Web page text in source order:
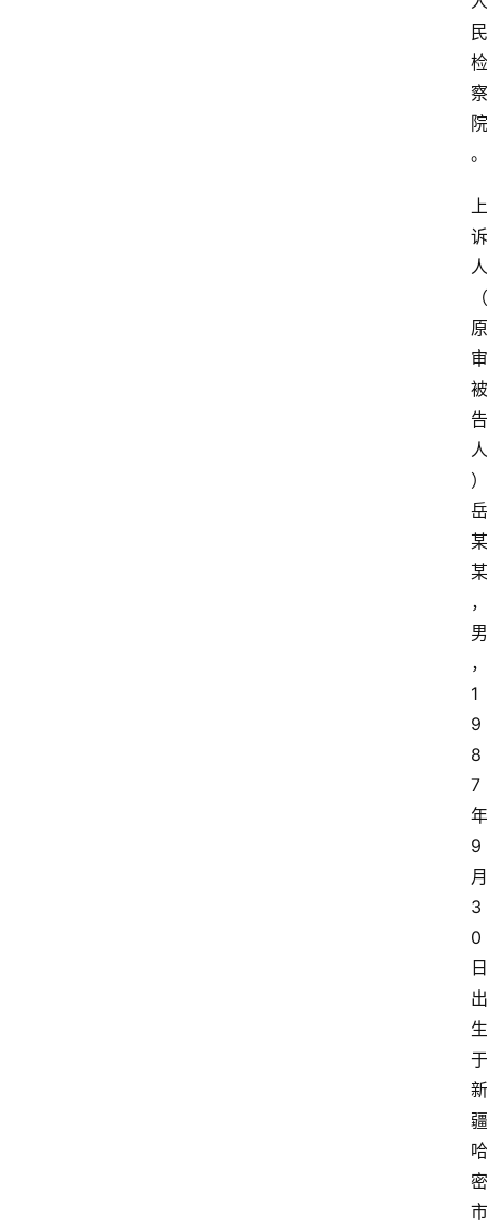
民
检
察
院
。
上
诉
人
（
原
审
被
告
人
）
岳
某
某
，
男
，
1
9
8
7
年
9
月
3
0
日
出
生
于
新
疆
哈
密
市